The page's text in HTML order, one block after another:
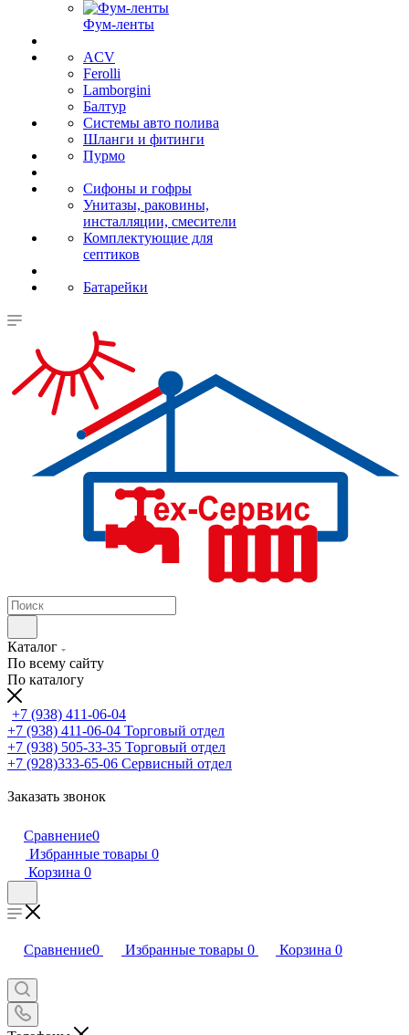
Фум-ленты
ACV
Ferolli
Lamborgini
Балтур
Системы авто полива
Шланги и фитинги
Пурмо
Сифоны и гофры
Унитазы, раковины,
инсталляции, смесители
Комплектующие для
септиков
Батарейки
Каталог
По всему сайту
По каталогу
+7 (938) 411-06-04
+7 (938) 411-06-04 Торговый отдел
+7 (938) 505-33-35 Торговый отдел
+7 (928)333-65-06 Сервисный отдел
Заказать звонок
Сравнение0
Избранные товары 0
Корзина 0
Сравнение0 Избранные товары 0 Корзина 0